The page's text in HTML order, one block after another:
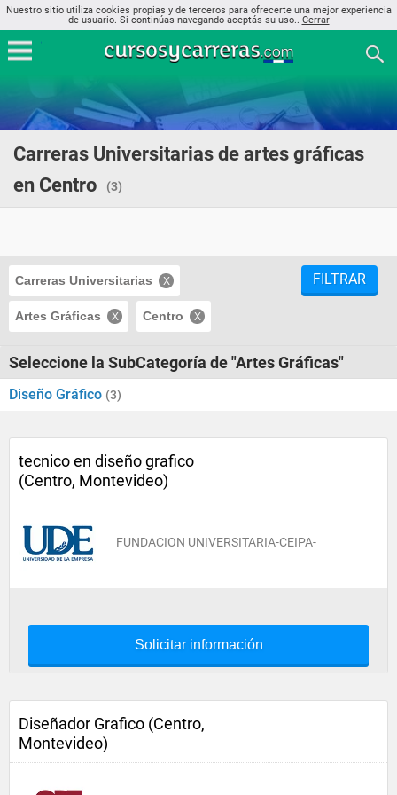
Nuestro sitio utiliza cookies propias y de terceros para ofrecerte una mejor experiencia
de usuario. Si continúas navegando aceptás su uso.. Cerrar
Carreras Universitarias de artes gráficas
en Centro
(3)
Carreras Universitarias
Artes Gráficas Centro
FILTRAR
Seleccione la SubCategoría de "Artes Gráficas"
Diseño Gráfico (3)
tecnico en diseño grafico
(Centro, Montevideo)
FUNDACION UNIVERSITARIA-CEIPA-
Solicitar información
Diseñador Grafico (Centro,
Montevideo)